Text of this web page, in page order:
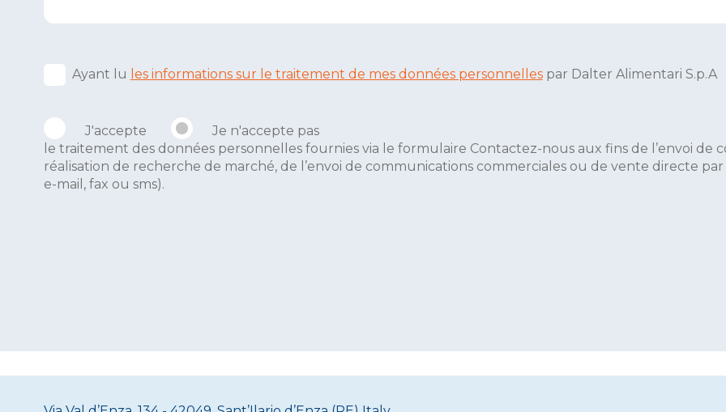
Ayant lu les informations sur le traitement de mes données personnellespar Dalter Alimentari S.p.A
J'accepte
Je n'accepte pas
le traitement des données personnelles fournies via le formulaire Contactez-nous aux fins de l’envoi de
réalisation de recherche de marché, de l’envoi de communications commerciales ou de vente directe
e-mail, fax ou sms).